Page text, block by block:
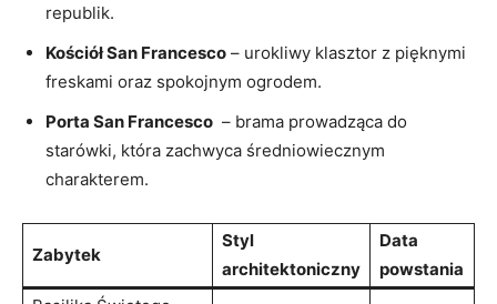
republik.
Kościół ⁣San‍ Francesco – urokliwy klasztor z pięknymi
freskami oraz spokojnym​ ogrodem.
Porta San Francesco ⁢ – brama prowadząca do
starówki, która zachwyca średniowiecznym
charakterem.
Zabytek
Styl
‌architektoniczny
Data
powstania